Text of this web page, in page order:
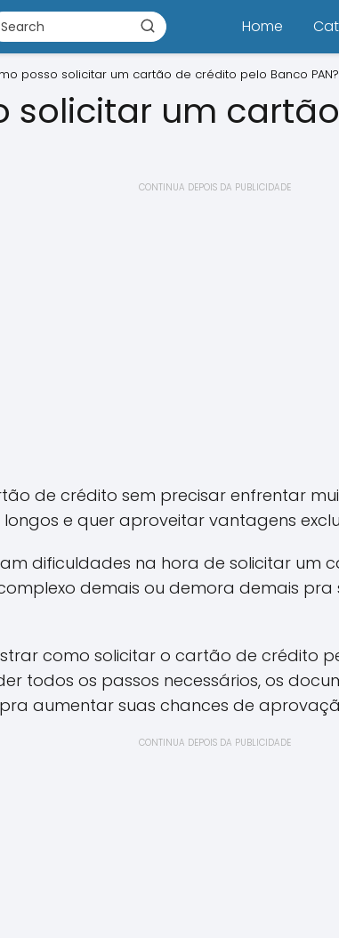
Home
posso solicitar um cartão de crédito pelo Banco PAN?
solicitar um
CONTINUA DEPOIS DA PUBLICIDADE
de crédito sem precisar enfrentar
e quer aproveitar vantagens
dificuldades na hora de solicitar um
demais ou demora demais pra
como solicitar o cartão de crédito
todos os passos necessários, os
aumentar suas chances de
CONTINUA DEPOIS DA PUBLICIDADE